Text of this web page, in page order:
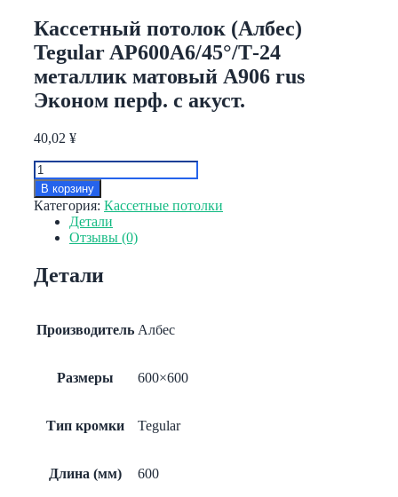
Кассетный потолок (Албес)
Tegular AP600A6/45°/Т-24
металлик матовый А906 rus
Эконом перф. с акуст.
40,02 ¥
Количество
товара
Кассетный
потолок
(Албес)
Tegular
Т-24
А906
перф.
В корзину
Категория: Кассетные потолки
Детали
Отзывы (0)
Детали
Производитель Албес
Размеры 600×600
Тип кромки Tegular
Длина (мм) 600